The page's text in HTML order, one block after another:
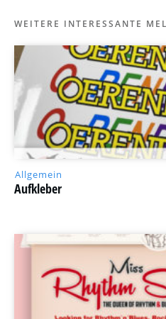
WEITERE INTERESSANTE
Allgemein
Aufkleber